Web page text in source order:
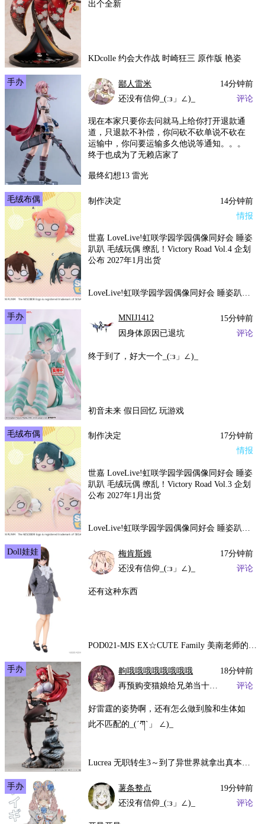
出个全新
KDcolle 约会大作战 时崎狂三 原作版 艳姿
手办 鄙人雷米
14分钟前
还没有信仰_(:з」∠)_
评论
现在本家只要你去问就马上给你打开退款通
道，只退款不补偿，你问砍不砍单说不砍在
运输中，你问要运输多久他说等通知。。。
终于也成为了无赖店家了
最终幻想13 雷光
毛绒布偶 制作决定
14分钟前
情报
世嘉 LoveLive!虹咲学园学园偶像同好会 睡姿
趴趴 毛绒玩偶 缭乱！Victory Road Vol.4 企划
公布 2027年1月出货
LoveLive!虹咲学园学园偶像同好会 睡姿趴趴 毛绒玩偶 缭乱！Victory Road Vol.4
手办 MNIJ1412
15分钟前
因身体原因已退坑
评论
终于到了，好大一个_(:з」∠)_
初音未来 假日回忆 玩游戏
毛绒布偶 制作决定
17分钟前
情报
世嘉 LoveLive!虹咲学园学园偶像同好会 睡姿
趴趴 毛绒玩偶 缭乱！Victory Road Vol.3 企划
公布 2027年1月出货
Doll娃娃 梅肯斯姆
17分钟前
还没有信仰_(:з」∠)_
评论
还有这种东西
手办 齁哦哦哦哦哦哦哦哦
18分钟前
评论
好雷霆的姿势啊，还有怎么做到脸和生体如
此不匹配的_(´ཀ`」 ∠)_
Lucrea 无职转生3～到了异世界就拿出真本事～ 艾莉丝·伯雷亚斯·格雷拉特
手办 薯条整点
19分钟前
还没有信仰_(:з」∠)_
评论